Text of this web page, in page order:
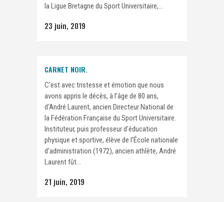
la Ligue Bretagne du Sport Universitaire,...
23 juin, 2019
CARNET NOIR.
C'est avec tristesse et émotion que nous
avons appris le décès, à l’âge de 80 ans,
d'André Laurent, ancien Directeur National de
la Fédération Française du Sport Universitaire.
Instituteur, puis professeur d'éducation
physique et sportive, élève de l'École nationale
d'administration (1972), ancien athlète, André
Laurent fût...
21 juin, 2019